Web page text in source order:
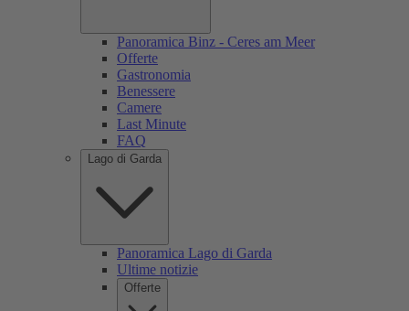
Panoramica Binz - Ceres am Meer
Offerte
Gastronomia
Benessere
Camere
Last Minute
FAQ
Lago di Garda
Panoramica Lago di Garda
Ultime notizie
Offerte